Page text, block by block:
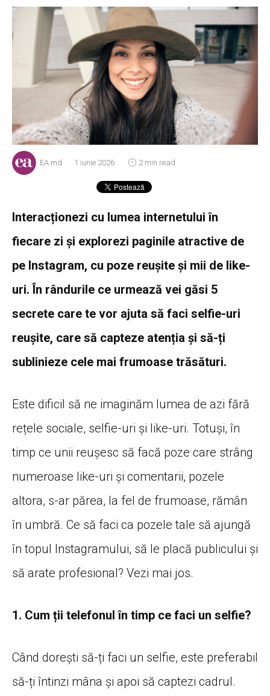
EA.md 1 iunie 2026 2 min read
Interacționezi cu lumea internetului în
fiecare zi și explorezi paginile atractive de
pe Instagram, cu poze reușite și mii de like-
uri. În rândurile ce urmează vei găsi 5
secrete care te vor ajuta să faci selfie-uri
reușite, care să capteze atenția și să-ți
sublinieze cele mai frumoase trăsături.
Este dificil să ne imaginăm lumea de azi fără
rețele sociale, selfie-uri și like-uri. Totuși, în
timp ce unii reușesc să facă poze care strâng
numeroase like-uri și comentarii, pozele
altora, s-ar părea, la fel de frumoase, rămân
în umbră. Ce să faci ca pozele tale să ajungă
în topul Instagramului, să le placă publicului și
să arate profesional? Vezi mai jos.
1. Cum ții telefonul în timp ce faci un selfie?
Când dorești să-ți faci un selfie, este preferabil
să-ți întinzi mâna și apoi să captezi cadrul.